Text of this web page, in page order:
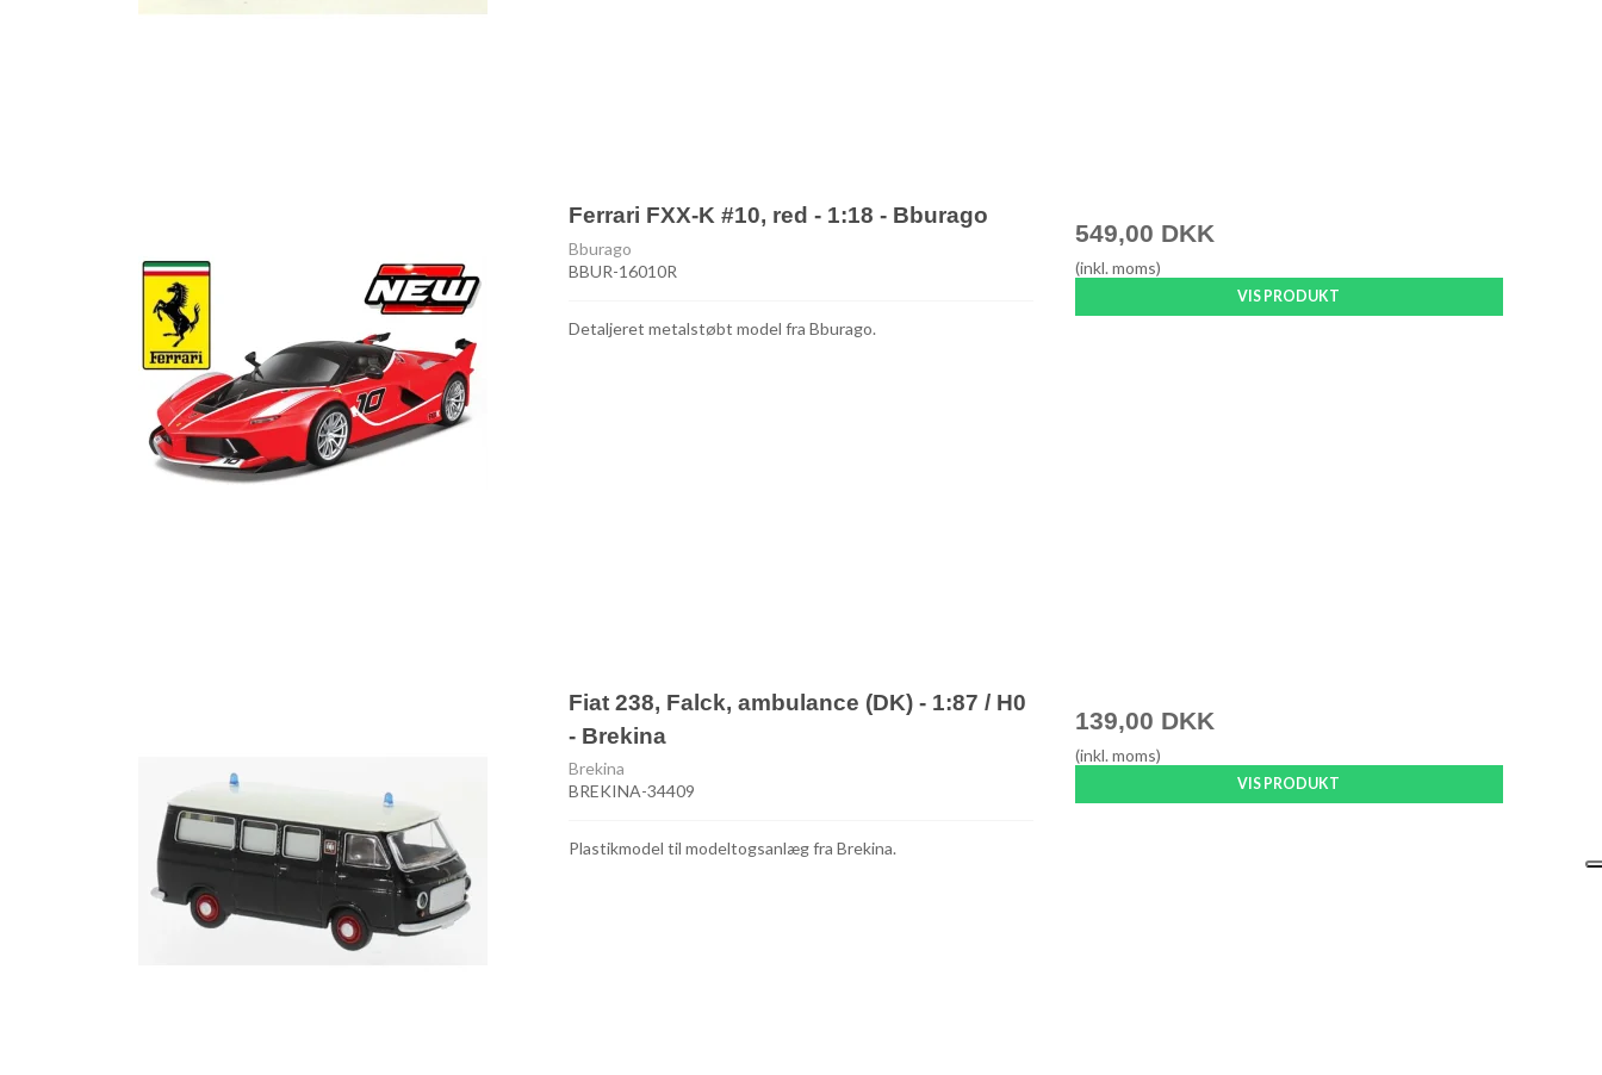
Ferrari FXX-K #10, red - 1:18 - Bburago
Bburago
BBUR-16010R
Detaljeret metalstøbt model fra Bburago.
549,00 DKK
(inkl. moms)
VIS PRODUKT
Fiat 238, Falck, ambulance (DK) - 1:87 / H0
- Brekina
Brekina
BREKINA-34409
Plastikmodel til modeltogsanlæg fra Brekina.
139,00 DKK
(inkl. moms)
VIS PRODUKT